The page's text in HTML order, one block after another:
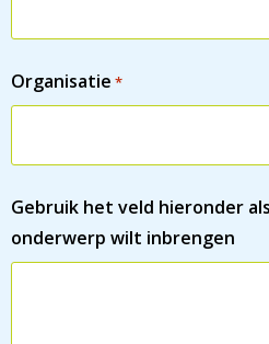
Organisatie *
Gebruik het veld hieronder
onderwerp wilt inbrengen